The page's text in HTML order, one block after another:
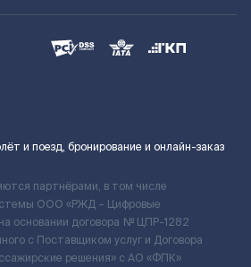
и поезд, бронирование и онлайн-заказ
партнёрами, в том числе
ООО «РЖД – Цифровые
основании договора № ЦПР-1282
с Поставщиком услуг и Договора
решения» c АО «ФПК»